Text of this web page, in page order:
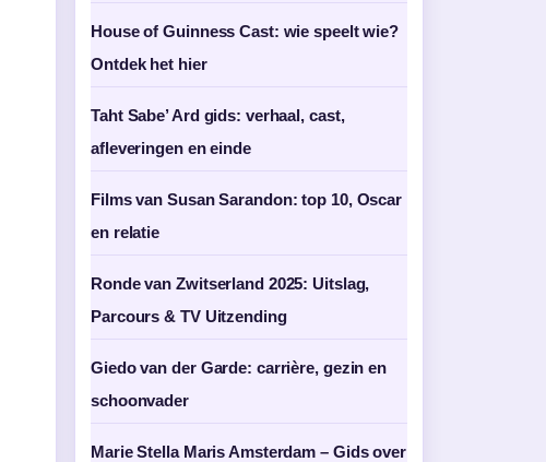
House of Guinness Cast: wie speelt wie?
Ontdek het hier
Taht Sabe’ Ard gids: verhaal, cast,
afleveringen en einde
Films van Susan Sarandon: top 10, Oscar
en relatie
Ronde van Zwitserland 2025: Uitslag,
Parcours & TV Uitzending
Giedo van der Garde: carrière, gezin en
schoonvader
Marie Stella Maris Amsterdam – Gids over